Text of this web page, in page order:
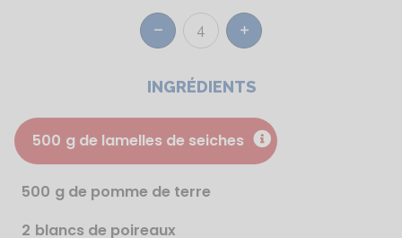
Réduire 4 Augmenter
INGRÉDIENTS
500 g de lamelles de seiches
500 g de pomme de terre
2 blancs de poireaux